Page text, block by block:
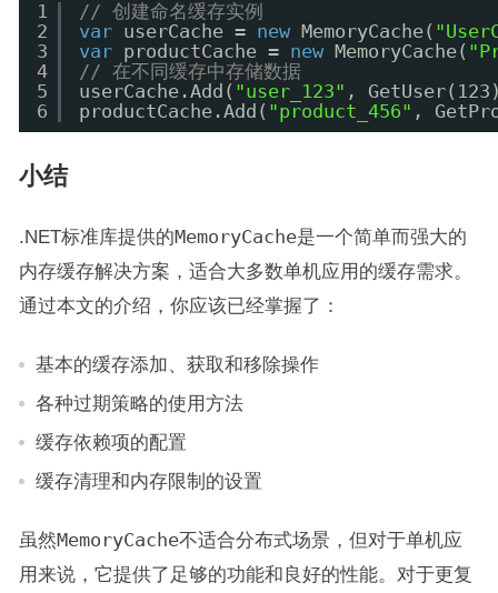
1
2
3
4
5
6
// 创建命名缓存实例
var userCache = new MemoryCache(
var productCache = new MemoryCache(
// 在不同缓存中存储数据
userCache.Add( "user_123" ,
productCache.Add( "product_456" ,
小结
.NET标准库提供的MemoryCache是一个简单而强大的
内存缓存解决方案，适合大多数单机应用的缓存需求。
通过本文的介绍，你应该已经掌握了：
基本的缓存添加、获取和移除操作
各种过期策略的使用方法
缓存依赖项的配置
缓存清理和内存限制的设置
虽然MemoryCache不适合分布式场景，但对于单机应
用来说，它提供了足够的功能和良好的性能。对于更复